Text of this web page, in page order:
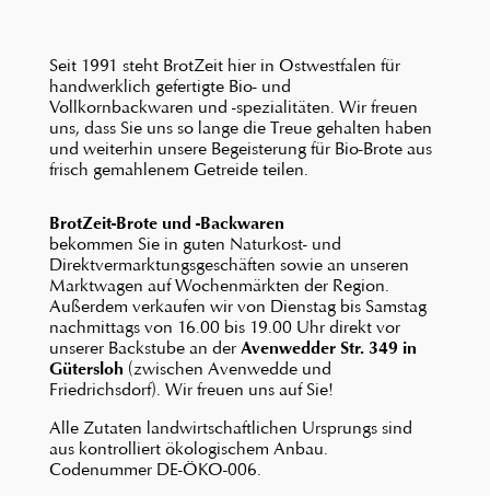
Seit 1991 steht BrotZeit hier in Ostwestfalen für
handwerklich gefertigte Bio- und
Vollkornbackwaren und -spezialitäten. Wir freuen
uns, dass Sie uns so lange die Treue gehalten haben
und weiterhin unsere Begeisterung für Bio-Brote aus
frisch gemahlenem Getreide teilen.
BrotZeit-Brote und -Backwaren
bekommen Sie in guten Naturkost- und
Direktvermarktungsgeschäften sowie an unseren
Marktwagen auf Wochenmärkten der Region.
Außerdem verkaufen wir von Dienstag bis Samstag
nachmittags von 16.00 bis 19.00 Uhr direkt vor
unserer Backstube an der Avenwedder Str. 349 in
Gütersloh (zwischen Avenwedde und
Friedrichsdorf). Wir freuen uns auf Sie!
Alle Zutaten landwirtschaftlichen Ursprungs sind
aus kontrolliert ökologischem Anbau.
Codenummer DE-ÖKO-006.